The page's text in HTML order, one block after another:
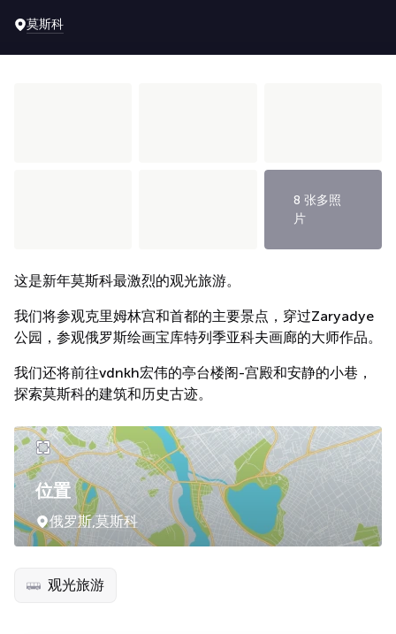
莫斯科
8 张多照
片
这是新年莫斯科最激烈的观光旅游。
我们将参观克里姆林宫和首都的主要景点，穿过Zaryadye
公园，参观俄罗斯绘画宝库特列季亚科夫画廊的大师作品。
我们还将前往vdnkh宏伟的亭台楼阁-宫殿和安静的小巷，
探索莫斯科的建筑和历史古迹。
位置
俄罗斯,莫斯科
观光旅游